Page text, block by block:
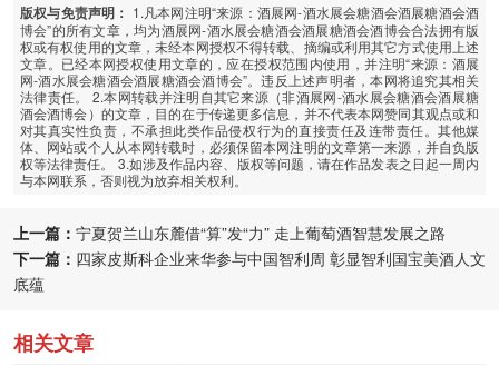
版权与免责声明： 1.凡本网注明“来源：酒展网-酒水展会糖酒会酒展糖酒会酒
博会”的所有文章，均为酒展网-酒水展会糖酒会酒展糖酒会酒博会合法拥有版
权或有权使用的文章，未经本网授权不得转载、摘编或利用其它方式使用上述
文章。已经本网授权使用文章的，应在授权范围内使用，并注明“来源：酒展
网-酒水展会糖酒会酒展糖酒会酒博会”。违反上述声明者，本网将追究其相关
法律责任。 2.本网转载并注明自其它来源（非酒展网-酒水展会糖酒会酒展糖
酒会酒博会）的文章，目的在于传递更多信息，并不代表本网赞同其观点或和
对其真实性负责，不承担此类作品侵权行为的直接责任及连带责任。其他媒
体、网站或个人从本网转载时，必须保留本网注明的文章第一来源，并自负版
权等法律责任。 3.如涉及作品内容、版权等问题，请在作品发表之日起一周内
与本网联系，否则视为放弃相关权利。
上一篇： 宁夏贺兰山东麓借“算”发“力” 走上葡萄酒智慧发展之路
下一篇： 四家皮斯科企业来华参与中国智利周 彰显智利国宝美酒人文
底蕴
相关文章